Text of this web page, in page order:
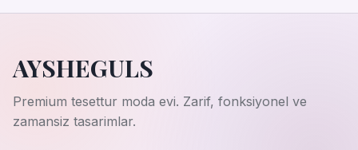
AYSHEGULS
Premium tesettur moda evi. Zarif, fonksiyonel ve
zamansiz tasarimlar.